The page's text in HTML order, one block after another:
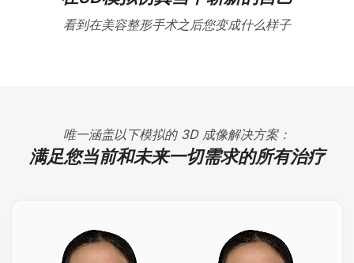
看到在美容整形手术之后您变成什么样子
唯一涵盖以下模拟的 3D 成像解决方案：
满足您当前和未来一切需求的所有治疗